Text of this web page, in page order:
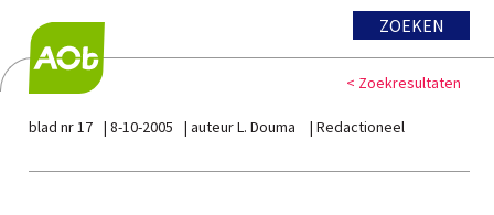
ZOEKEN
< Zoekresultaten
blad nr 17 8-10-2005 auteur L. Douma Redactioneel